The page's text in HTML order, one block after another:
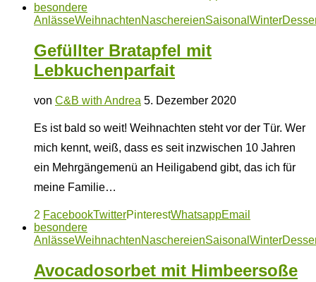
besondere
AnlässeWeihnachtenNaschereienSaisonal Winter
Gefüllter Bratapfel mit
Lebkuchenparfait
von C&B with Andrea 5. Dezember 2020
Es ist bald so weit! Weihnachten steht vor der Tür. Wer
mich kennt, weiß, dass es seit inzwischen 10 Jahren
ein Mehrgängemenü an Heiligabend gibt, das ich für
meine Familie…
2 FacebookTwitterPinterestWhatsappEmail
besondere
AnlässeWeihnachtenNaschereienSaisonal Winter
Avocadosorbet mit Himbeersoße